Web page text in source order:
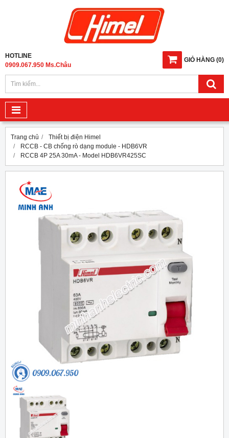
GIỎ HÀNG (0)
HOTLINE
0909.067.950 Ms.Châu
Trang chủ
Thiết bị điện Himel
RCCB - CB chống rò dạng module - HDB6VR
RCCB 4P 25A 30mA - Model HDB6VR425SC